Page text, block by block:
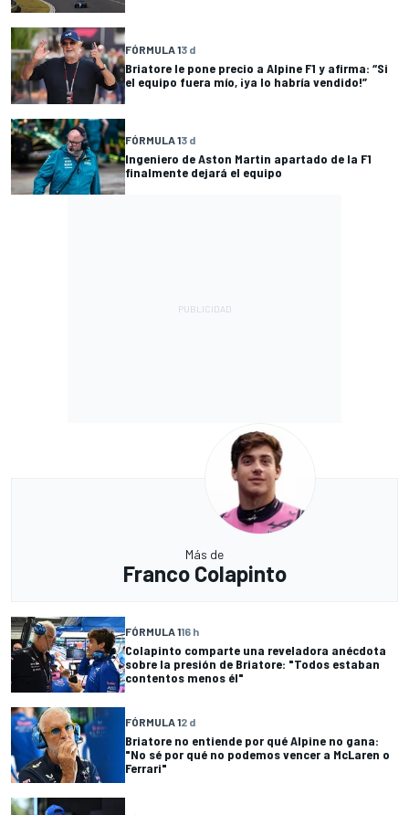
FÓRMULA 13 d
Briatore le pone precio a Alpine F1 y afirma: “Si
el equipo fuera mío, ¡ya lo habría vendido!”
FÓRMULA 13 d
Ingeniero de Aston Martin apartado de la F1
finalmente dejará el equipo
Más de
Franco Colapinto
FÓRMULA 116 h
Colapinto comparte una reveladora anécdota
sobre la presión de Briatore: "Todos estaban
contentos menos él"
FÓRMULA 12 d
Briatore no entiende por qué Alpine no gana:
"No sé por qué no podemos vencer a McLaren o
Ferrari"